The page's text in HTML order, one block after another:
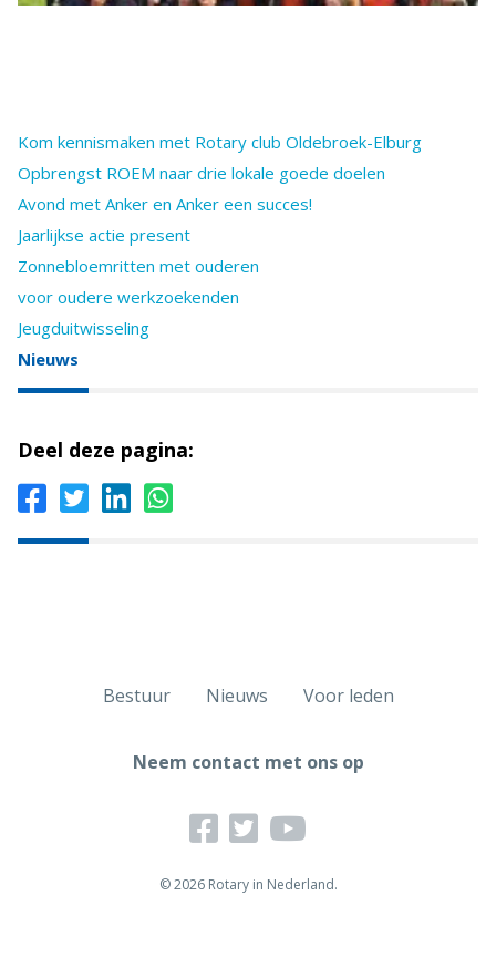
Kom kennismaken met Rotary club Oldebroek-Elburg
Opbrengst ROEM naar drie lokale goede doelen
Avond met Anker en Anker een succes!
Jaarlijkse actie present
Zonnebloemritten met ouderen
voor oudere werkzoekenden
Jeugduitwisseling
Nieuws
Deel deze pagina:
Bestuur Nieuws Voor leden
Neem contact met ons op
© 2026 Rotary in Nederland.